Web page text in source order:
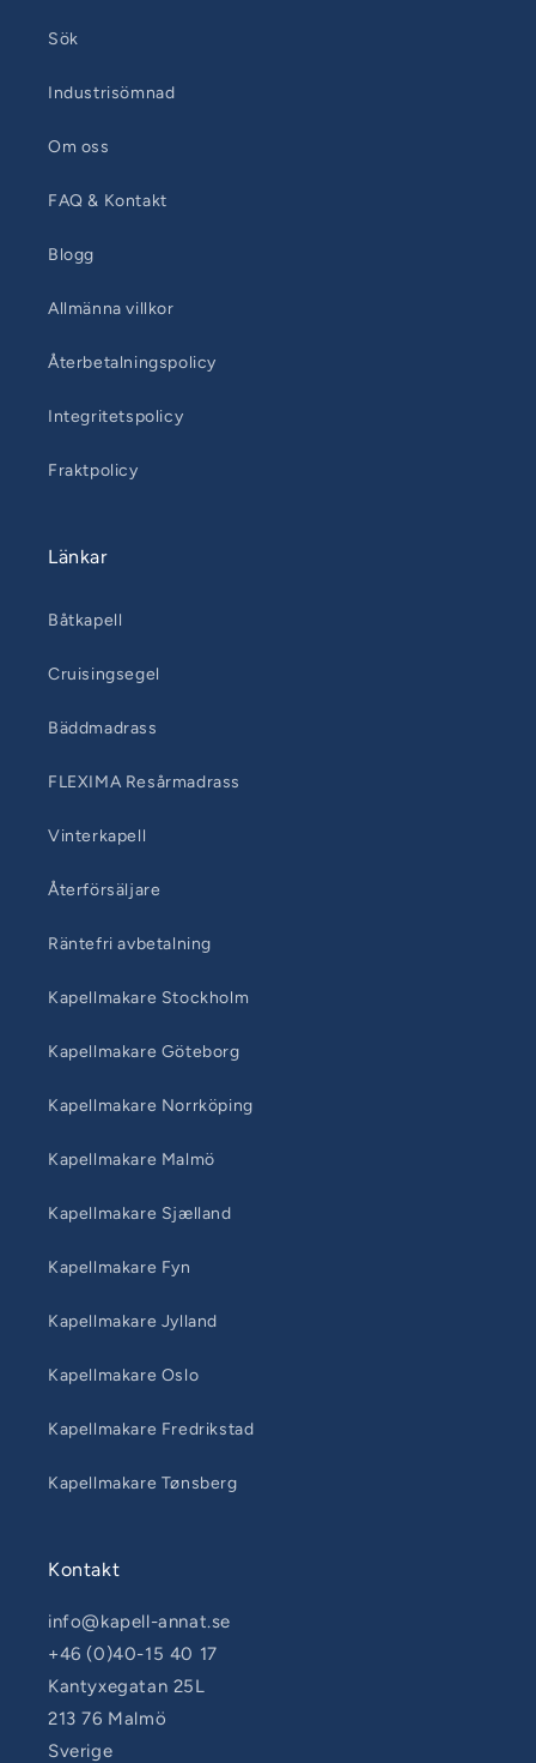
Sök
Industrisömnad
Om oss
FAQ & Kontakt
Blogg
Allmänna villkor
Återbetalningspolicy
Integritetspolicy
Fraktpolicy
Länkar
Båtkapell
Cruisingsegel
Bäddmadrass
FLEXIMA Resårmadrass
Vinterkapell
Återförsäljare
Räntefri avbetalning
Kapellmakare Stockholm
Kapellmakare Göteborg
Kapellmakare Norrköping
Kapellmakare Malmö
Kapellmakare Sjælland
Kapellmakare Fyn
Kapellmakare Jylland
Kapellmakare Oslo
Kapellmakare Fredrikstad
Kapellmakare Tønsberg
Kontakt
info@kapell-annat.se
+46 (0)40-15 40 17
Kantyxegatan 25L
213 76 Malmö
Sverige